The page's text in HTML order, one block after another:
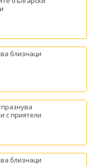
близнаци
с приятели
близнаци